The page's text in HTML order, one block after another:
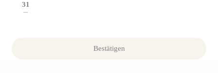
31
---
Bestätigen